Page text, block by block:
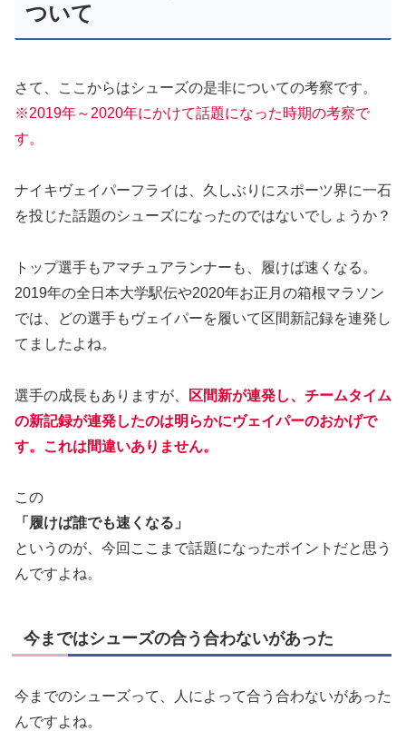
ついて
さて、ここからはシューズの是非についての考察です。
※2019年～2020年にかけて話題になった時期の考察で
す。
ナイキヴェイパーフライは、久しぶりにスポーツ界に一石
を投じた話題のシューズになったのではないでしょうか？
トップ選手もアマチュアランナーも、履けば速くなる。
2019年の全日本大学駅伝や2020年お正月の箱根マラソン
では、どの選手もヴェイパーを履いて区間新記録を連発し
てましたよね。
選手の成長もありますが、
区間新が連発し、チームタイム
の新記録が連発したのは明らかにヴェイパーのおかげで
す。これは間違いありません。
この
「履けば誰でも速くなる」
というのが、今回ここまで話題になったポイントだと思う
んですよね。
今まではシューズの合う合わないがあった
今までのシューズって、人によって合う合わないがあった
んですよね。